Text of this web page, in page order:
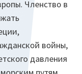
Членство в
войны,
давления